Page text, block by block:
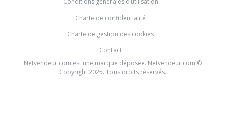
Charte de confidentialité
Charte de gestion des cookies
Contact
Netvendeur.com est une marque déposée. Netvendeur.com ©
Copyright 2025. Tous droits réservés.